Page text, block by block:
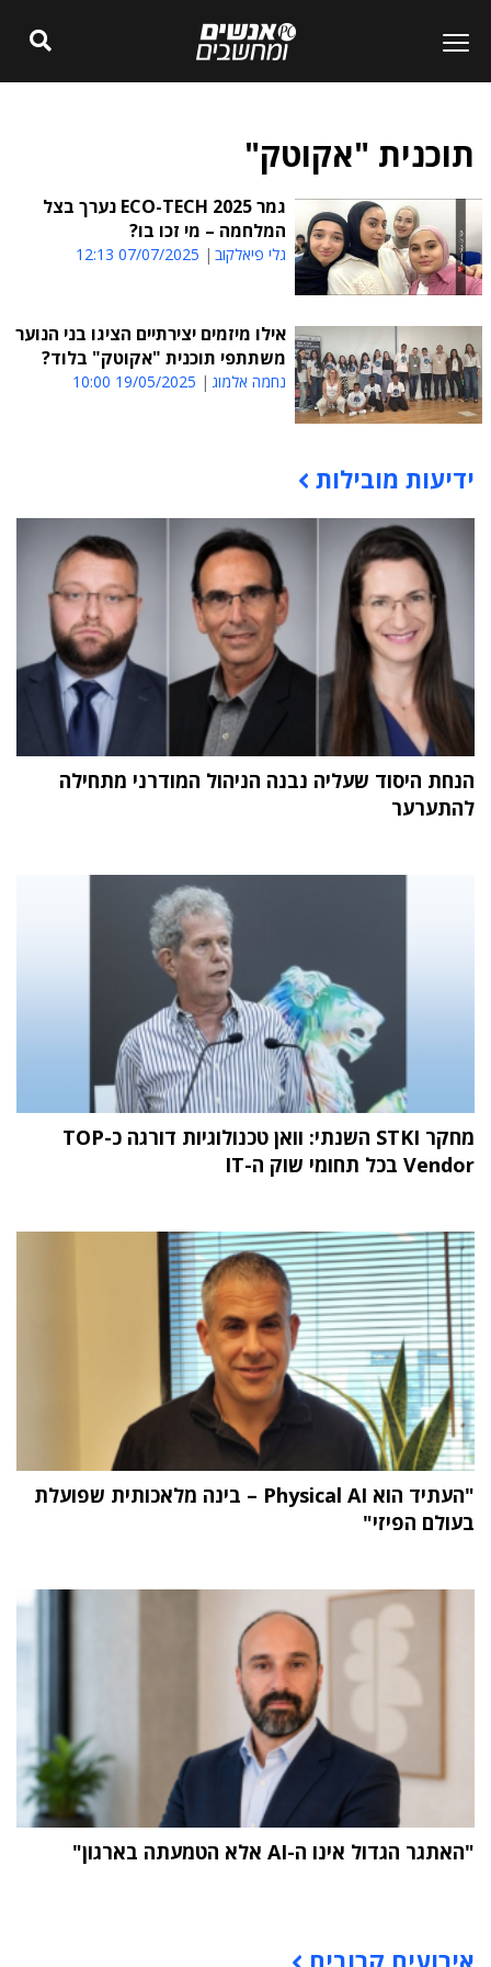
תוכנית "אקוטק"
גמר ECO-TECH 2025 נערך בצל
המלחמה – מי זכו בו?
גלי פיאלקוב 07/07/2025 12:13
אילו מיזמים יצירתיים הציגו בני הנוער
משתתפי תוכנית "אקוטק" בלוד?
נחמה אלמוג 19/05/2025 10:00
תוכן פרסומי
ידיעות מובילות
הנחת היסוד שעליה נבנה הניהול המודרני מתחילה
להתערער
מחקר STKI השנתי: וואן טכנולוגיות דורגה כ-TOP
Vendor בכל תחומי שוק ה-IT
"העתיד הוא Physical AI – בינה מלאכותית שפועלת
בעולם הפיזי"
"האתגר הגדול אינו ה-AI אלא הטמעתה בארגון"
אירועים קרובים